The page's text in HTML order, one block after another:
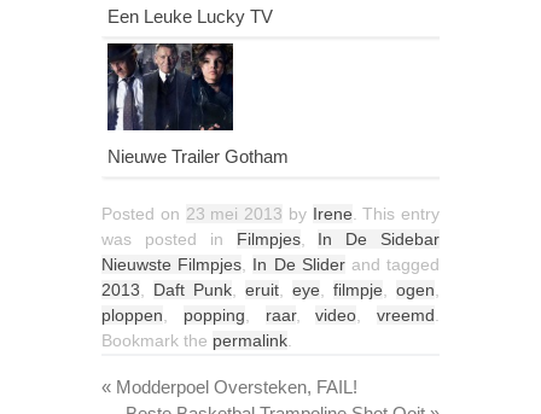
Een Leuke Lucky TV
Nieuwe Trailer Gotham
Posted on 23 mei 2013 by Irene . This entry
was posted in Filmpjes, In De Sidebar
Nieuwste Filmpjes
In De Sliderand tagged
2013
Daft Punk eruit eye filmpje ogen
ploppen
popping raar,video vreemd
Bookmark the permalink
« Modderpoel Oversteken, FAIL!